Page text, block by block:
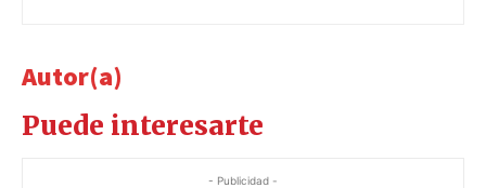
Autor(a)
Puede interesarte
- Publicidad -